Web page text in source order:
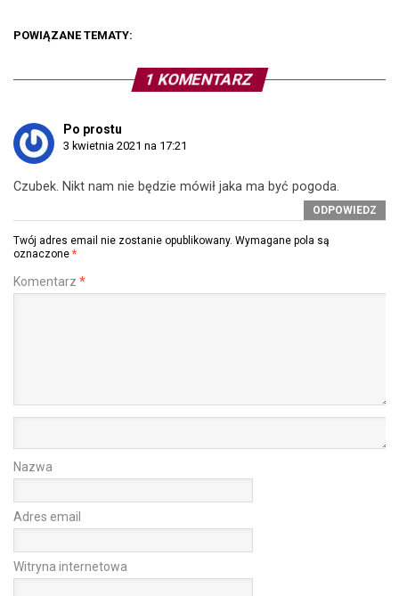
POWIĄZANE TEMATY:
1 KOMENTARZ
Po prostu
3 kwietnia 2021 na 17:21
Czubek. Nikt nam nie będzie mówił jaka ma być pogoda.
ODPOWIEDZ
Twój adres email nie zostanie opublikowany. Wymagane pola są
oznaczone *
Komentarz *
Nazwa
Adres email
Witryna internetowa